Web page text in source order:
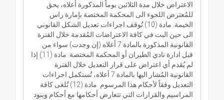
الاعتراض خلال مدة الثلاثين يوماً المذكورة أعلاه، يحق
للمُعترض اللجوء الى المحكمة المختصة بإمارة راس
الخيمة. مادة (10) تُوقف اجراءات تعديل الشكل القانوني
الى حين البت في كافة الاعتراضات المُقدمة خلال الفترة
القانونية المذكورة بالمادة 7 أعلاه (إن وجدت) سواء من
قبل ادارة نادي الطيران أو المحكمة المختصة. مادة (11) إذا
لم يُقدم أي اعتراض على قرار التعديل خلال الفترة
القانونية المُشار اليها بالمادة 7 أعلاه، تُستكمل اجراءات
التعديل وفقاً لأحكام هذا المرسوم. مادة (12) تُلغى كافة
المراسيم والقرارات التي تتعارض أحكامها مع أحكام وبنود